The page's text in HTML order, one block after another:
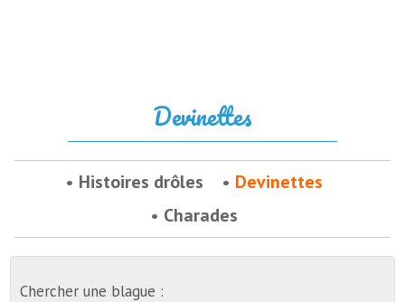
Devinettes
Histoires drôles
Devinettes
Charades
Chercher une blague :